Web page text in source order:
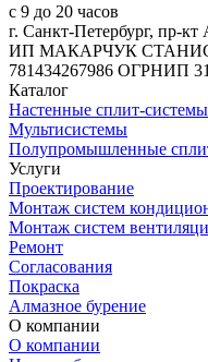
с 9 до 20 часов
г. Санкт-Петербург, пр-кт
ИП МАКАРЧУК
781434267986 ОГРНИП
Каталог
Настенные сплит-системы
Мультисистемы
Полупромышленные
Услуги
Проектирование
Монтаж систем
Монтаж систем
Ремонт
Согласования
Покраска
Алмазное бурение
О компании
О компании